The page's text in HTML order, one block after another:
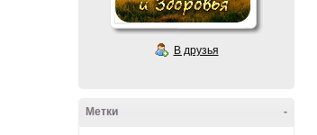
В друзья
-
Метки